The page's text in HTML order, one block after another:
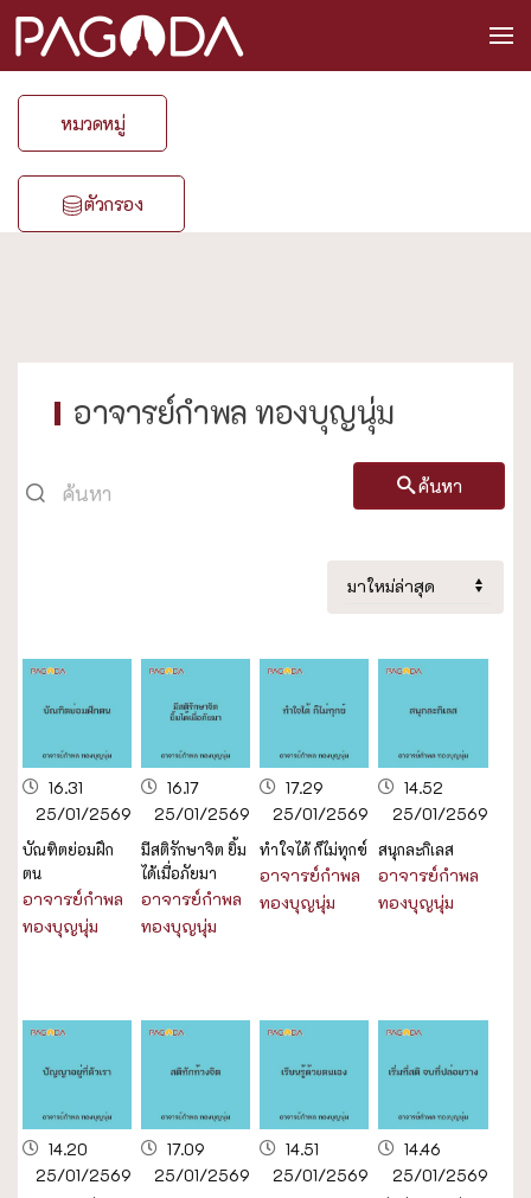
หมวดหมู่
ตัวกรอง
อาจารย์กำพล ทองบุญนุ่ม
ค้นหา
16.31
25/01/2569
บัณฑิตย่อมฝึก
ตน
อาจารย์กำพล
ทองบุญนุ่ม
16.17
25/01/2569
มีสติรักษาจิต ยิ้ม
ได้เมื่อภัยมา
อาจารย์กำพล
ทองบุญนุ่ม
17.29
25/01/2569
ทำใจได้ ก็ไม่ทุกข์
อาจารย์กำพล
ทองบุญนุ่ม
14.52
25/01/2569
สนุกละกิเลส
อาจารย์กำพล
ทองบุญนุ่ม
14.20
25/01/2569
17.09
25/01/2569
14.51
25/01/2569
14.46
25/01/2569